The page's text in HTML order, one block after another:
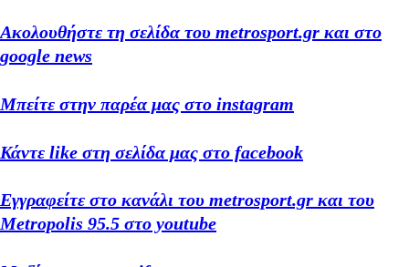
Ακολουθήστε τη σελίδα του metrosport.gr και στο
google news
Μπείτε στην παρέα μας στο instagram
Κάντε like στη σελίδα μας στο facebook
Εγγραφείτε στο κανάλι του metrosport.gr και του
Metropolis 95.5 στο youtube